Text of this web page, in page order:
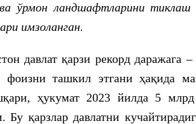
ўрмон ландшафтларини тиклаш
имзоланган.
давлат қарзи рекорд даражага
ташкил этгани ҳақида
ҳукумат 2023 йилда 5
қарзлар давлатни